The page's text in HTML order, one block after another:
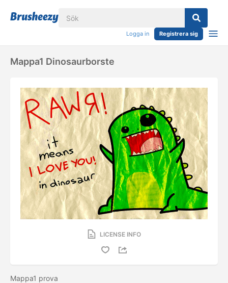
Logga in Registrera sig
Mappa1 Dinosaurborste
LICENSE INFO
Mappa1 prova